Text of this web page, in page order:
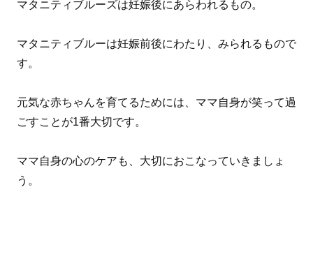
マタニティブルーズは妊娠後にあらわれるもの。
マタニティブルーは妊娠前後にわたり、みられるもので
す。
元気な赤ちゃんを育てるためには、ママ自身が笑って過
ごすことが1番大切です。
ママ自身の心のケアも、大切におこなっていきましょ
う。